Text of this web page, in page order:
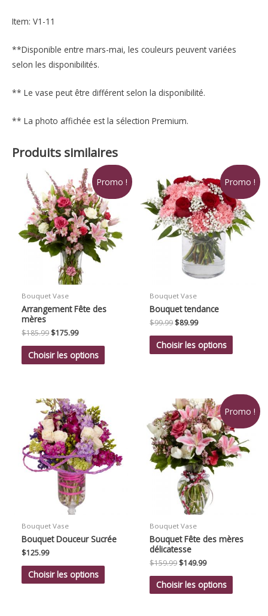
Item: V1-11
**Disponible entre mars-mai, les couleurs peuvent variées
selon les disponibilités.
** Le vase peut être différent selon la disponibilité.
** La photo affichée est la sélection Premium.
Produits similaires
Promo !
Bouquet Vase
Arrangement Fête des
mères
$185.99 Le
initial
était :
$175.99Le
actuel
est :
Choisir les options
Promo !
Bouquet Vase
Bouquet tendance
$99.99 Le
initial
était :
$89.99Le
actuel
est :
Choisir les options
Bouquet Vase
Bouquet Douceur Sucrée
$125.99
Choisir les options
Promo !
Bouquet Vase
Bouquet Fête des mères
délicatesse
$159.99 Le
initial
était :
$149.99Le
actuel
est :
Choisir les options